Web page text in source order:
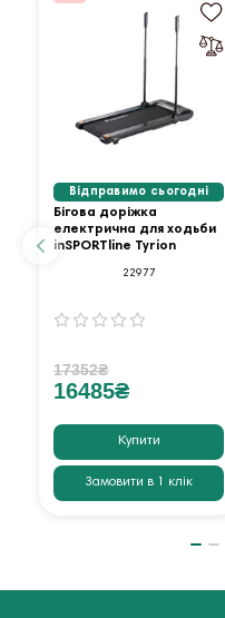
Відправимо сьогодні
Бігова доріжка
електрична для ходьби
inSPORTline Tyrion
22977
17352₴
16485₴
Купити
Замовити в 1 клік